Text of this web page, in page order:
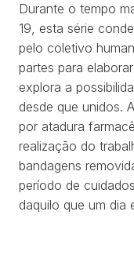
Durante o tempo
19, esta série
pelo coletivo
partes para
explora a
desde que unidos.
por atadura
realização do
bandagens
período de
daquilo que um dia